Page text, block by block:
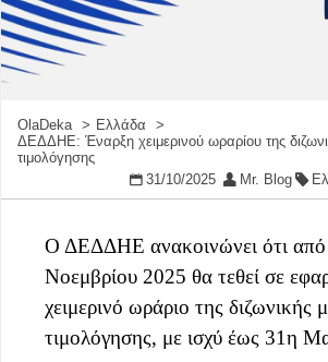
OlaDeka
Ελλάδα
ΔΕΔΔΗΕ: Έναρξη χειμερινού ωραρίου της
τιμολόγησης
31/10/2025
Mr. Blog
Ο ΔΕΔΔΗΕ ανακοινώνει ότι
Νοεμβρίου 2025 θα τεθεί σε
χειμερινό ωράριο της διζωνικής
τιμολόγησης, με ισχύ έως 31η